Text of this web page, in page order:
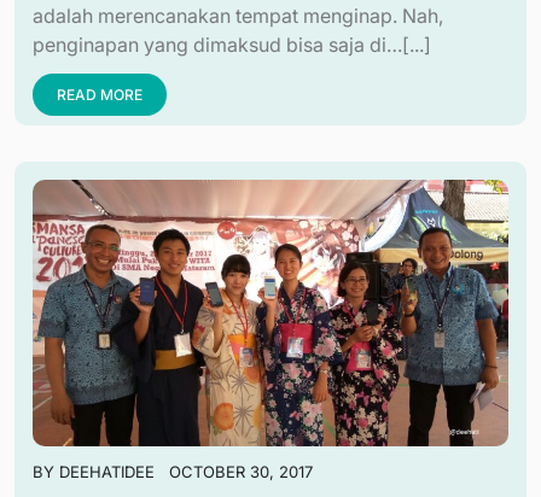
adalah merencanakan tempat menginap. Nah,
penginapan yang dimaksud bisa saja di…[...]
READ MORE
BY DEEHATIDEE OCTOBER 30, 2017